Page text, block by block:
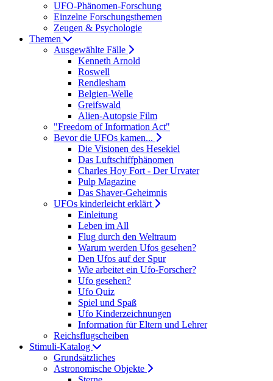
UFO-Phänomen-Forschung
Einzelne Forschungsthemen
Zeugen & Psychologie
Themen
Ausgewählte Fälle
Kenneth Arnold
Roswell
Rendlesham
Belgien-Welle
Greifswald
Alien-Autopsie Film
"Freedom of Information Act"
Bevor die UFOs kamen...
Die Visionen des Hesekiel
Das Luftschiffphänomen
Charles Hoy Fort - Der Urvater
Pulp Magazine
Das Shaver-Geheimnis
UFOs kinderleicht erklärt
Einleitung
Leben im All
Flug durch den Weltraum
Warum werden Ufos gesehen?
Den Ufos auf der Spur
Wie arbeitet ein Ufo-Forscher?
Ufo gesehen?
Ufo Quiz
Spiel und Spaß
Ufo Kinderzeichnungen
Information für Eltern und Lehrer
Reichsflugscheiben
Stimuli-Katalog
Grundsätzliches
Astronomische Objekte